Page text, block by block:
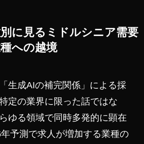
に見るミドルシニア需要
への越境
生成AIの補完関係」による採
定の業界に限った話ではな
ゆる領域で同時多発的に顕在
予測で求人が増加する業種の